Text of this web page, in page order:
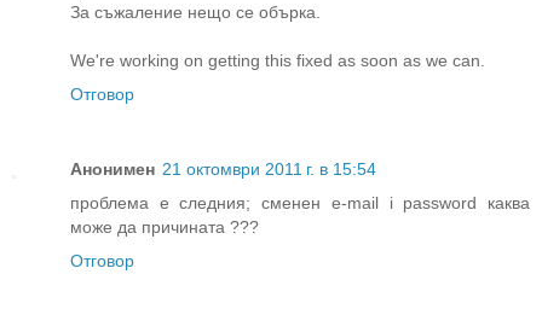
За съжаление нещо се обърка.
We're working on getting this fixed as soon as we can.
Отговор
Анонимен 21 октомври 2011 г. в 15:54
проблема е следния; сменен е-mail i password каква
може да причината ???
Отговор